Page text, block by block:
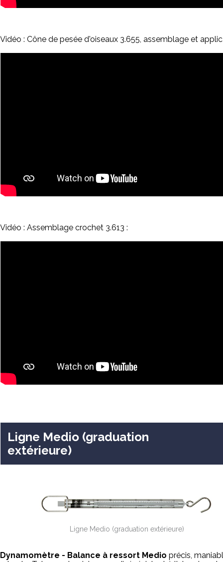
Vidéo : Cône de pesée d'oiseaux 3.655, assemblage et
Vidéo : Assemblage crochet 3.613 :
Ligne Medio (graduation
extérieure)
Ligne Medio (graduation extérieure)
Dynamomètre - Balance à ressort Medio précis,